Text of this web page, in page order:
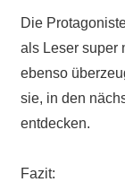
Die
als Leser super
ebenso
sie, in den
entdecken.
Fazit: